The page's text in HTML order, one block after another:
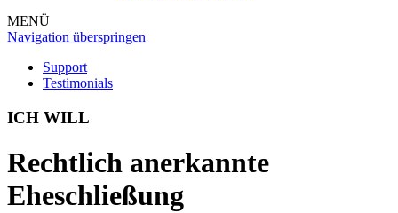
MENÜ
Navigation überspringen
Support
Testimonials
ICH WILL
Rechtlich anerkannte
Eheschließung